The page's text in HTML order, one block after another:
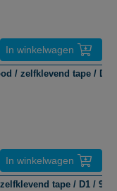
In winkelwagen
/ zelfklevend tape / D1
In winkelwagen
tape / D1 /